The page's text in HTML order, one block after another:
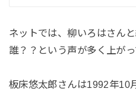
ネットでは、柳いろはさん
誰？？という声が多く上がっ
板床悠太郎さんは1992年10